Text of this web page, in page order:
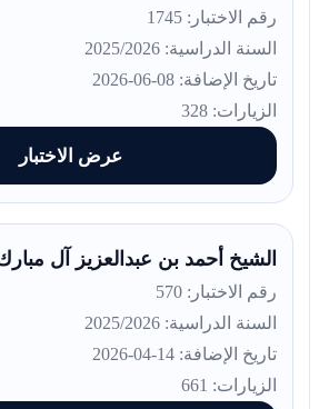
رقم الاختبار: 1745
السنة الدراسية: 2025/2026
تاريخ الإضافة: 08-06-2026
الزيارات: 328
عرض الاختبار
الشيخ أحمد بن عبدالعزيز آل مبارك
رقم الاختبار: 570
السنة الدراسية: 2025/2026
تاريخ الإضافة: 14-04-2026
الزيارات: 661